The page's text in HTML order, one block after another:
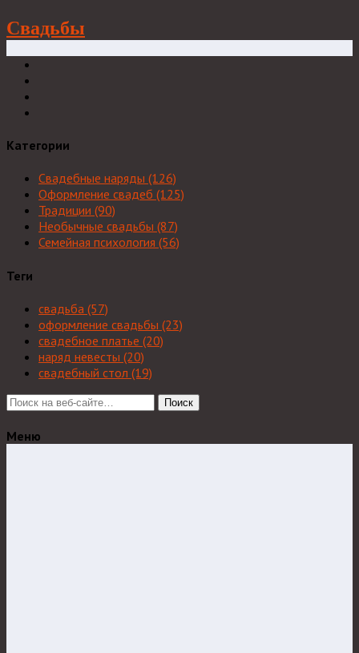
Свадьбы
Категории
Свадебные наряды (126)
Оформление свадеб (125)
Традиции (90)
Необычные свадьбы (87)
Семейная психология (56)
Теги
свадьба (57)
оформление свадьбы (23)
свадебное платье (20)
наряд невесты (20)
свадебный стол (19)
Поиск
Меню